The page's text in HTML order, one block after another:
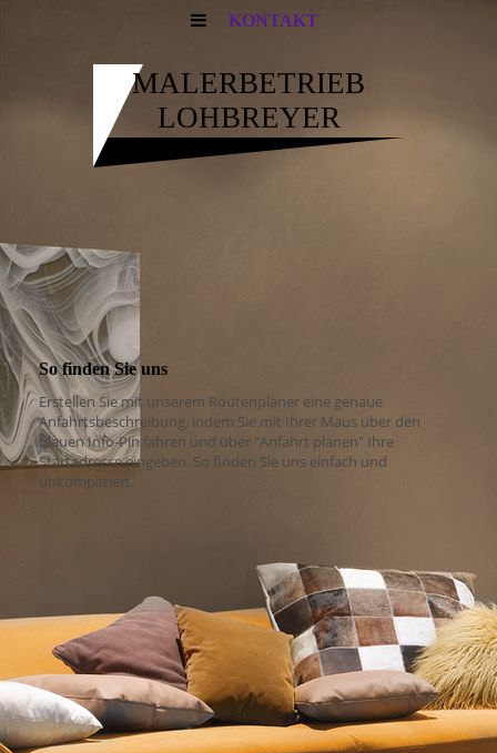
KONTAKT
MALERBETRIEB
LOHBREYER
So finden Sie uns
Erstellen Sie mit unserem Routenplaner eine genaue
Anfahrtsbeschreibung, indem Sie mit Ihrer Maus über den
blauen Info-Pin fahren und über "Anfahrt planen" Ihre
Startadresse eingeben. So finden Sie uns einfach und
unkompliziert.